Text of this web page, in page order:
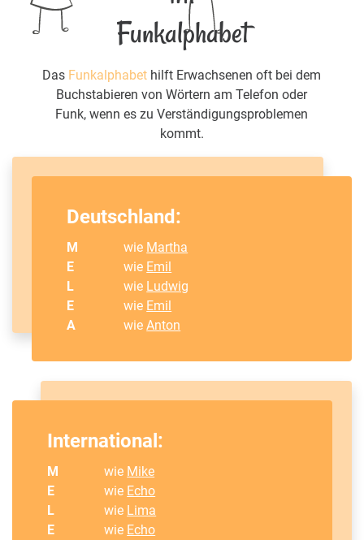
Funkalphabet
Das Funkalphabet hilft Erwachsenen oft bei dem
Buchstabieren von Wörtern am Telefon oder
Funk, wenn es zu Verständigungsproblemen
kommt.
Deutschland:
M wie Martha
E
wie Emil
L
wie Ludwig
E
wie Emil
A
wieAnton
International:
M wie Mike
E
wie Echo
L
wie Lima
E
wie Echo